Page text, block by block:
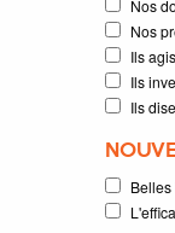
Nos
Nos
Ils
Ils
Ils